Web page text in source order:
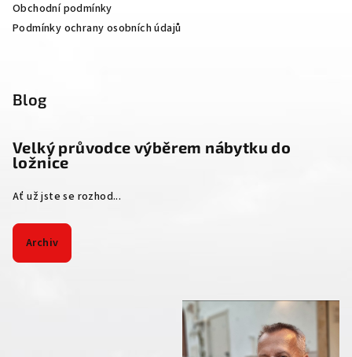
Obchodní podmínky
Podmínky ochrany osobních údajů
Blog
Velký průvodce výběrem nábytku do
ložnice
Ať už jste se rozhod...
Archiv